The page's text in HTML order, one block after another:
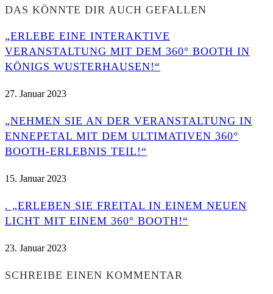
DAS KÖNNTE DIR AUCH GEFALLEN
„ERLEBE EINE INTERAKTIVE
VERANSTALTUNG MIT DEM 360° BOOTH IN
KÖNIGS WUSTERHAUSEN!“
27. Januar 2023
„NEHMEN SIE AN DER VERANSTALTUNG IN
ENNEPETAL MIT DEM ULTIMATIVEN 360°
BOOTH-ERLEBNIS TEIL!“
15. Januar 2023
. „ERLEBEN SIE FREITAL IN EINEM NEUEN
LICHT MIT EINEM 360° BOOTH!“
23. Januar 2023
SCHREIBE EINEN KOMMENTAR